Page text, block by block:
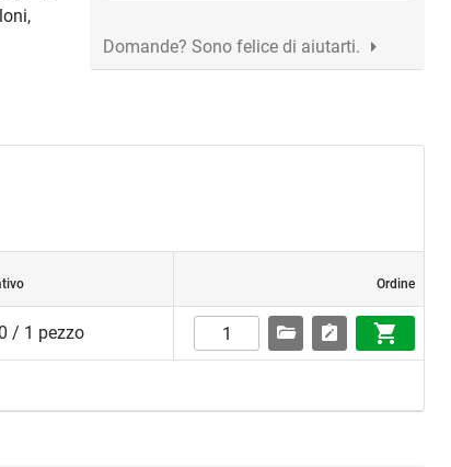
Domande? Sono felice di aiutarti.
Ordine
/ 1 pezzo